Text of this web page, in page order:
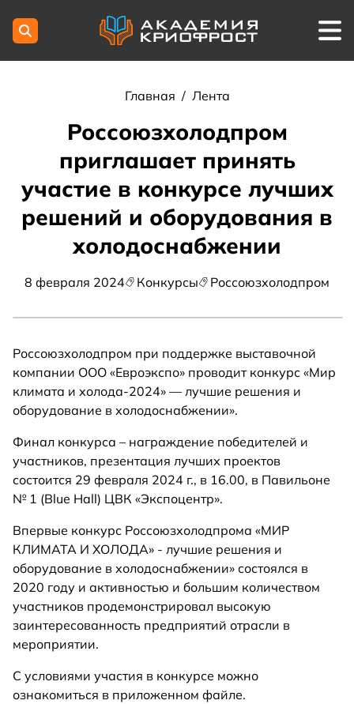
Главная / Лента
Россоюзхолодпром
приглашает принять
участие в конкурсе лучших
решений и оборудования в
холодоснабжении
8 февраля 2024 Конкурсы Россоюзхолодпром
Россоюзхолодпром при поддержке выставочной
компании ООО «Евроэкспо» проводит конкурс «Мир
климата и холода-2024» — лучшие решения и
оборудование в холодоснабжении».
Финал конкурса – награждение победителей и
участников, презентация лучших проектов
состоится 29 февраля 2024 г., в 16.00, в Павильоне
№ 1 (Blue Hall) ЦВК «Экспоцентр».
Впервые конкурс Россоюзхолодпрома «МИР
КЛИМАТА И ХОЛОДА» - лучшие решения и
оборудование в холодоснабжении» состоялся в
2020 году и активностью и большим количеством
участников продемонстрировал высокую
заинтересованность предприятий отрасли в
мероприятии.
С условиями участия в конкурсе можно
ознакомиться в приложенном файле.